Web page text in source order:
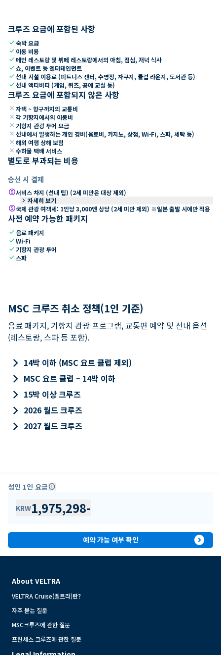
크루즈 요금에 포함된 사항
check숙박 요금
check 이동 비용
check 메인 레스토랑 및 뷔페 레스토랑에서의 아침, 점심, 저녁 식사
check쇼, 이벤트 등 엔터테인먼트
check선내 시설 이용료 (피트니스 센터, 수영장, 자쿠지, 클럽 라운지, 도서관 등)
check선내 액티비티 (게임, 퀴즈, 공예 교실 등)
크루즈 요금에 포함되지 않은 사항
close 자택 ~ 항구까지의 교통비
close 각 기항지에서의 이동비
close 기항지 관광 투어 요금
close 선내에서 발생하는 개인 경비(음료비, 카지노, 상점, Wi-Fi, 스파, 세탁 등)
close 해외 여행 상해 보험
close 수하물 택배 서비스
별도로 부과되는 비용
승선 시 결제
paid서비스 차지 (선내 팁) (2세 미만은 대상 제외)
keyboard_arrow_right 자세히 보기
paid국제 관광 여객세: 1인당 3,000엔 상당 (2세 미만 제외) ※일본 출발 시에만 적용
사전 예약 가능한 패키지
check 음료 패키지
checkWi-Fi
check 기항지 관광 투어
check 스파
MSC 크루즈 취소 정책(1인 기준)
음료 패키지, 기항지 관광 프로그램, 교통편 예약 및 선내 옵션
(레스토랑, 스파 등 포함).
keyboard_arrow_right 14박 이하 (MSC 요트 클럽 제외)
keyboard_arrow_right MSC 요트 클럽 – 14박 이하
keyboard_arrow_right 15박 이상 크루즈
keyboard_arrow_right 2026 월드 크루즈
keyboard_arrow_right 2027 월드 크루즈
성인 1인 요금info
KRW1,975,298-
예약 가능 여부 확인 expand_circle_right
About VELTRA
VELTRA Cruise(벨트라)란?
자주 묻는 질문
MSC크루즈에 관한 질문
프린세스 크루즈에 관한 질문